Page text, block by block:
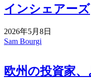
インシェアーズ
2026年5月8日
Sam Bourgi
欧州の投資家